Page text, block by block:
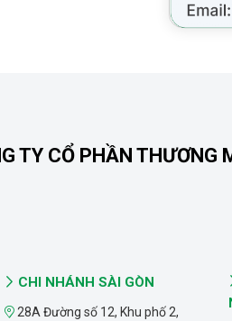
TY CỔ PHẦN THƯƠNG
CHI NHÁNH SÀI GÒN
28A Đường số 12, Khu phố 2,